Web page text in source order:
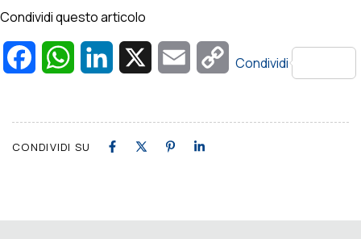
Condividi questo articolo
FacebookWhatsAppLinkedIn Email
Copy
Condividi
CONDIVIDI SU